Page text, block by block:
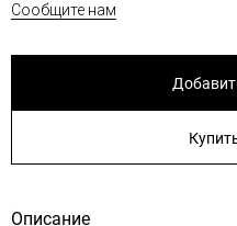
Сообщите нам
Описание